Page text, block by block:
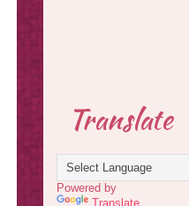
Translate
Powered by
Translate